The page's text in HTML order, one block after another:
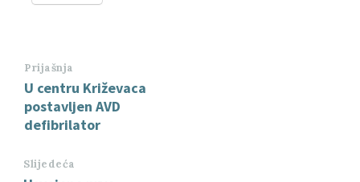
Prijašnja
U centru Križevaca
postavljen AVD
defibrilator
Slijedeća